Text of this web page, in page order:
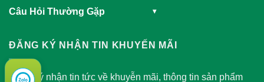
Câu Hỏi Thường Gặp ▾
ĐĂNG KÝ NHẬN TIN KHUYẾN MÃI
Đăng ký nhận tin tức về khuyễn mãi, thông tin sản phẩm